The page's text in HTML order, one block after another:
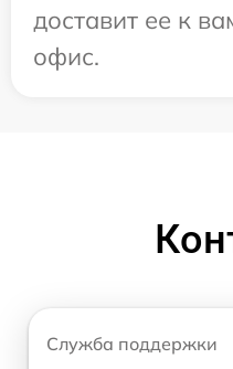
доставит ее к
офис.
Служба поддержки